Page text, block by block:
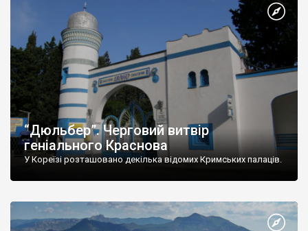
“Дюльбер”. Черговий витвір
геніального Краснова
У Кореїзі розташовано декілька відомих Кримських палаців.